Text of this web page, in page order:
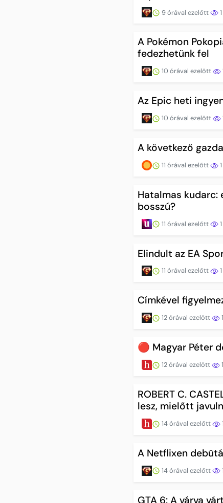
9 órával ezelőtt 1
A Pokémon
fedezhetünk fel
10 órával ezelőtt
Az Epic heti
10 órával ezelőtt
A következő
11 órával ezelőtt 1
Hatalmas kudarc:
bosszú?
11 órával ezelőtt 1
Elindult az EA
11 órával ezelőtt 1
Címkével
12 órával ezelőtt 1
🔴 Magyar Péter
12 órával ezelőtt 1
ROBERT C.
lesz, mielőtt
14 órával ezelőtt 1
A Netflixen
14 órával ezelőtt 1
GTA 6: A várva